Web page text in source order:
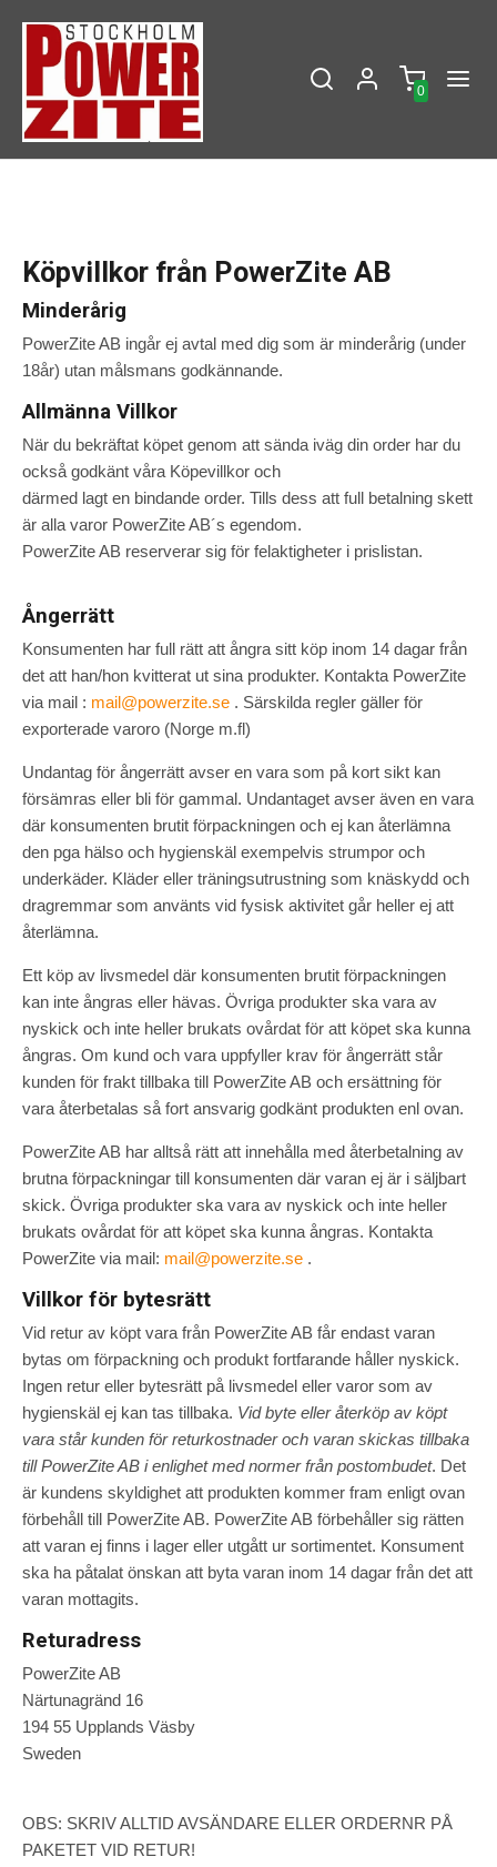
0
Köpvillkor från PowerZite AB
Minderårig
PowerZite AB ingår ej avtal med dig som är minderårig (under
18år) utan målsmans godkännande.
Allmänna Villkor
När du bekräftat köpet genom att sända iväg din order har du
också godkänt våra Köpevillkor och
därmed lagt en bindande order. Tills dess att full betalning skett
är alla varor PowerZite AB´s egendom.
PowerZite AB reserverar sig för felaktigheter i prislistan.
Ångerrätt
Konsumenten har full rätt att ångra sitt köp inom 14 dagar från
det att han/hon kvitterat ut sina produkter. Kontakta PowerZite
via mail : mail@powerzite.se . Särskilda regler gäller för
exporterade varoro (Norge m.fl)
Undantag för ångerrätt avser en vara som på kort sikt kan
försämras eller bli för gammal. Undantaget avser även en vara
där konsumenten brutit förpackningen och ej kan återlämna
den pga hälso och hygienskäl exempelvis strumpor och
underkäder. Kläder eller träningsutrustning som knäskydd och
dragremmar som använts vid fysisk aktivitet går heller ej att
återlämna.
Ett köp av livsmedel där konsumenten brutit förpackningen
kan inte ångras eller hävas. Övriga produkter ska vara av
nyskick och inte heller brukats ovårdat för att köpet ska kunna
ångras. Om kund och vara uppfyller krav för ångerrätt står
kunden för frakt tillbaka till PowerZite AB och ersättning för
vara återbetalas så fort ansvarig godkänt produkten enl ovan.
PowerZite AB har alltså rätt att innehålla med återbetalning av
brutna förpackningar till konsumenten där varan ej är i säljbart
skick. Övriga produkter ska vara av nyskick och inte heller
brukats ovårdat för att köpet ska kunna ångras. Kontakta
PowerZite via mail: mail@powerzite.se .
Villkor för bytesrätt
Vid retur av köpt vara från PowerZite AB får endast varan
bytas om förpackning och produkt fortfarande håller nyskick.
Ingen retur eller bytesrätt på livsmedel eller varor som av
hygienskäl ej kan tas tillbaka. Vid byte eller återköp av köpt
vara står kunden för returkostnader och varan skickas tillbaka
till PowerZite AB i enlighet med normer från postombudet. Det
är kundens skyldighet att produkten kommer fram enligt ovan
förbehåll till PowerZite AB. PowerZite AB förbehåller sig rätten
att varan ej finns i lager eller utgått ur sortimentet. Konsument
ska ha påtalat önskan att byta varan inom 14 dagar från det att
varan mottagits.
Returadress
PowerZite AB
Närtunagränd 16
194 55 Upplands Väsby
Sweden
OBS: SKRIV ALLTID AVSÄNDARE ELLER ORDERNR PÅ
PAKETET VID RETUR!